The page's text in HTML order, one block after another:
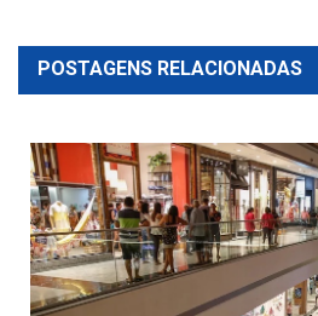
POSTAGENS RELACIONADAS